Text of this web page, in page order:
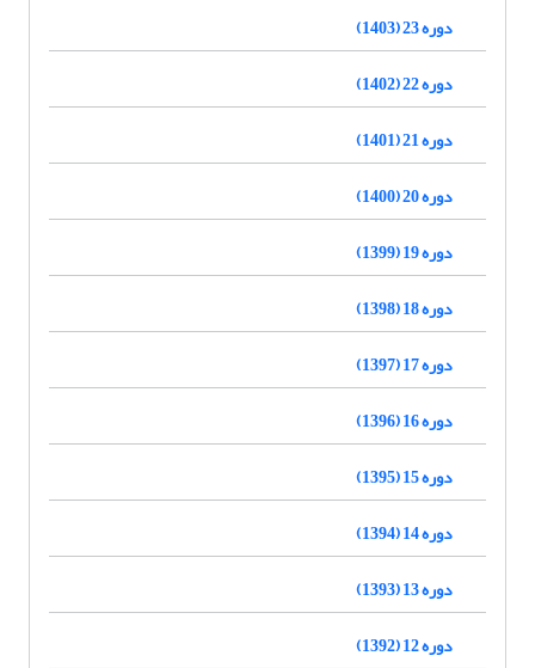
دوره 23 (1403)
دوره 22 (1402)
دوره 21 (1401)
دوره 20 (1400)
دوره 19 (1399)
دوره 18 (1398)
دوره 17 (1397)
دوره 16 (1396)
دوره 15 (1395)
دوره 14 (1394)
دوره 13 (1393)
دوره 12 (1392)